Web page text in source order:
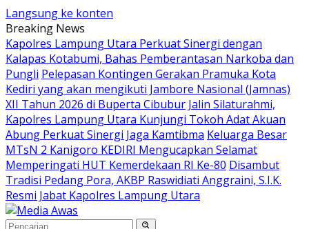
Langsung ke konten
Breaking News
Kapolres Lampung Utara Perkuat Sinergi dengan
Kalapas Kotabumi, Bahas Pemberantasan Narkoba dan
Pungli Pelepasan Kontingen Gerakan Pramuka Kota
Kediri yang akan mengikuti Jambore Nasional (Jamnas)
XII Tahun 2026 di Buperta Cibubur Jalin Silaturahmi,
Kapolres Lampung Utara Kunjungi Tokoh Adat Akuan
Abung Perkuat Sinergi Jaga Kamtibma Keluarga Besar
MTsN 2 Kanigoro KEDIRI Mengucapkan Selamat
Memperingati HUT Kemerdekaan RI Ke-80 Disambut
Tradisi Pedang Pora, AKBP Raswidiati Anggraini, S.I.K.
Resmi Jabat Kapolres Lampung Utara